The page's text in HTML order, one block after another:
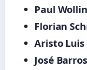
Paul Wollin
Florian
Aristo Luis
José Barros